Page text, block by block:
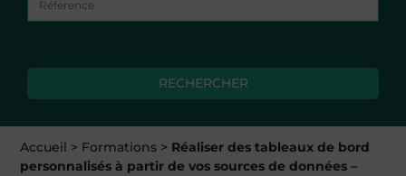
RECHERCHER
Accueil > Formations > Réaliser des tableaux de bord
personnalisés à partir de vos sources de données –